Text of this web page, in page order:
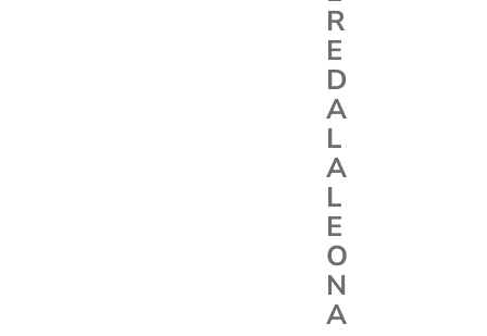
R
E
D
A
L
A
L
E
O
N
A